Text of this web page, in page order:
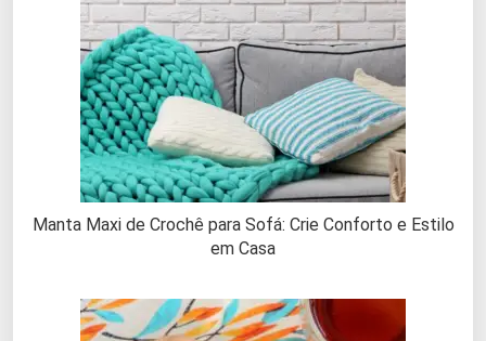
Manta Maxi de Crochê para Sofá: Crie Conforto e Estilo
em Casa